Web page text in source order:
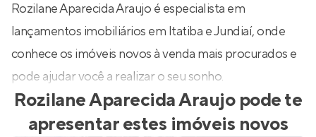
Rozilane Aparecida Araujo é especialista em
lançamentos imobiliários em Itatiba e Jundiaí, onde
conhece os imóveis novos à venda mais procurados e
pode ajudar você a realizar o seu sonho.
Rozilane Aparecida Araujopode te
apresentar estes imóveis novos